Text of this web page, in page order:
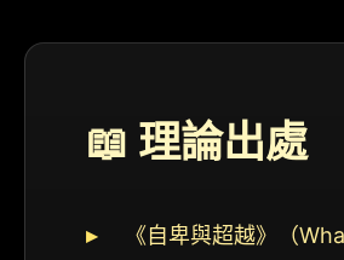
📖 理論出處
《自卑與超越》（